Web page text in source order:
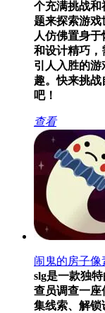
个充满挑战和
题来探索游戏
人仿佛置身
和设计精巧，
引人入胜的
趣。快来挑
吧！
查看
闹鬼的房子像
slg是一款独
查员调查一座
集线索、解锁